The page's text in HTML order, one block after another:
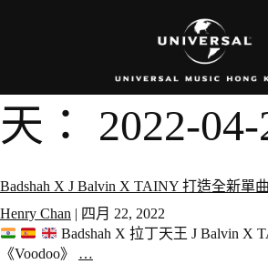
天： 2022-04-
Badshah X J Balvin X TAINY 打造全新單曲
Henry Chan | 四月 22, 2022
Badshah X 拉丁天王 J Balvin X
《Voodoo》 …